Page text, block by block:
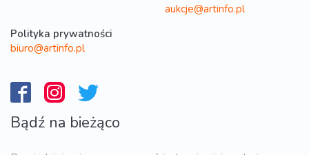
aukcje@artinfo.pl
Polityka prywatności
biuro@artinfo.pl
Bądź na bieżąco